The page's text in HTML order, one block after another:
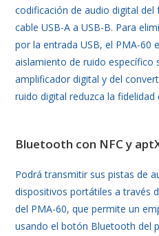
codificación de audio digital del
cable USB-A a USB-B. Para
por la entrada USB, el PMA-60
aislamiento de ruido específico
amplificador digital y del
ruido digital reduzca la fidelidad
Bluetooth con NFC y
Podrá transmitir sus pistas de
dispositivos portátiles a través
del PMA-60, que permite un
usando el botón Bluetooth del